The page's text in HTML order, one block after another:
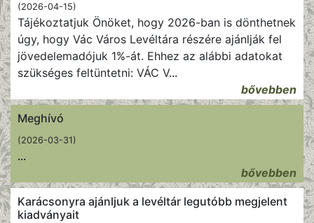
(2026-04-15)
Tájékoztatjuk Önöket, hogy 2026-ban is dönthetnek
úgy, hogy Vác Város Levéltára részére ajánlják fel
jövedelemadójuk 1%-át. Ehhez az alábbi adatokat
szükséges feltüntetni: VÁC V...
bővebben
Meghívó
(2026-03-31)
...
bővebben
Karácsonyra ajánljuk a levéltár legutóbb megjelent
kiadványait